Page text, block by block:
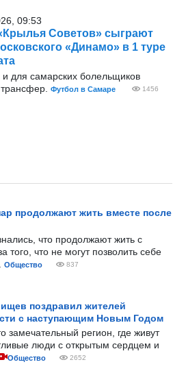
09:53
Советов» сыграют
«Динамо» в 1 туре
и для самарских болельщиков
Футбол в Самаре 1456
продолжают жить вместе после
что продолжают жить с
что не могут позволить себе
Общество 837
поздравил жителей
с наступающим Новым Годом
замечательный регион, где живут
люди с открытым сердцем и
Общество 2652